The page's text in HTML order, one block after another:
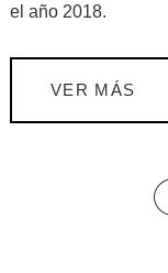
el año 2018.
VER MÁS